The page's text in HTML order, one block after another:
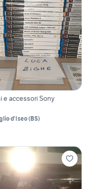
e accessori Sony
d'Iseo(BS)